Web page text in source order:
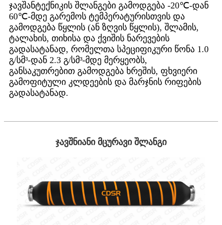
ჯავშანტექნიკის შლანგები გამოდგება -20℃-დან
60℃-მდე გარემოს ტემპერატურისთვის და
გამოდგება წყლის (ან ზღვის წყლის), შლამის,
ტალახის, თიხისა და ქვიშის ნარევების
გადასატანად, რომელთა სპეციფიკური წონა 1.0
გ/სმ³-დან 2.3 გ/სმ³-მდე მერყეობს,
განსაკუთრებით გამოდგება ხრეშის, ფხვიერი
გამოფიტული კლდეების და მარჯნის რიფების
გადასატანად.
ჯავშნიანი მცურავი შლანგი